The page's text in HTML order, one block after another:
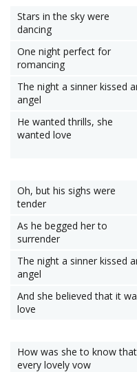
Stars in the sky were
dancing
One night perfect for
romancing
The night a sinner kissed
angel
He wanted thrills, she
wanted love
Oh, but his sighs were
tender
As he begged her to
surrender
The night a sinner kissed
angel
And she believed that it
love
How was she to know that
every lovely vow